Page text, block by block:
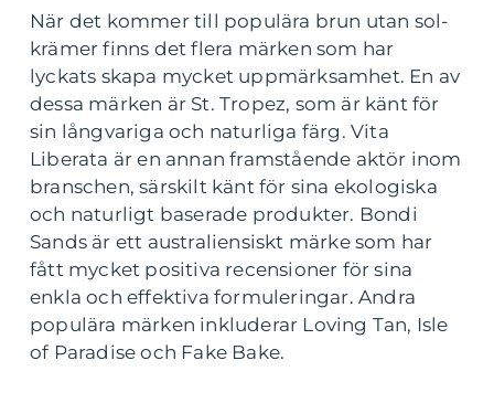
När det kommer till populära brun utan sol-
krämer finns det flera märken som har
lyckats skapa mycket uppmärksamhet. En av
dessa märken är St. Tropez, som är känt för
sin långvariga och naturliga färg. Vita
Liberata är en annan framstående aktör inom
branschen, särskilt känt för sina ekologiska
och naturligt baserade produkter. Bondi
Sands är ett australiensiskt märke som har
fått mycket positiva recensioner för sina
enkla och effektiva formuleringar. Andra
populära märken inkluderar Loving Tan, Isle
of Paradise och Fake Bake.